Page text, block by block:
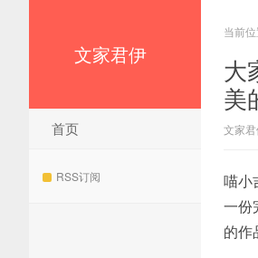
文家君伊
首页
RSS订阅
当前位
大
美
文家
喵小
一份
的作